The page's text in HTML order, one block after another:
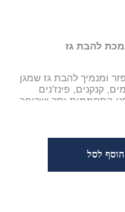
להבת גז
ומנמיך להבת גז שמגן
קנקנים, פינז'נים
התחממות יתר ושריפה.